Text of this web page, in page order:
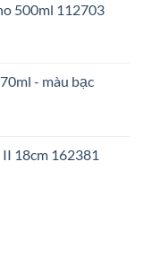
500ml 112703
- màu bạc
18cm 162381